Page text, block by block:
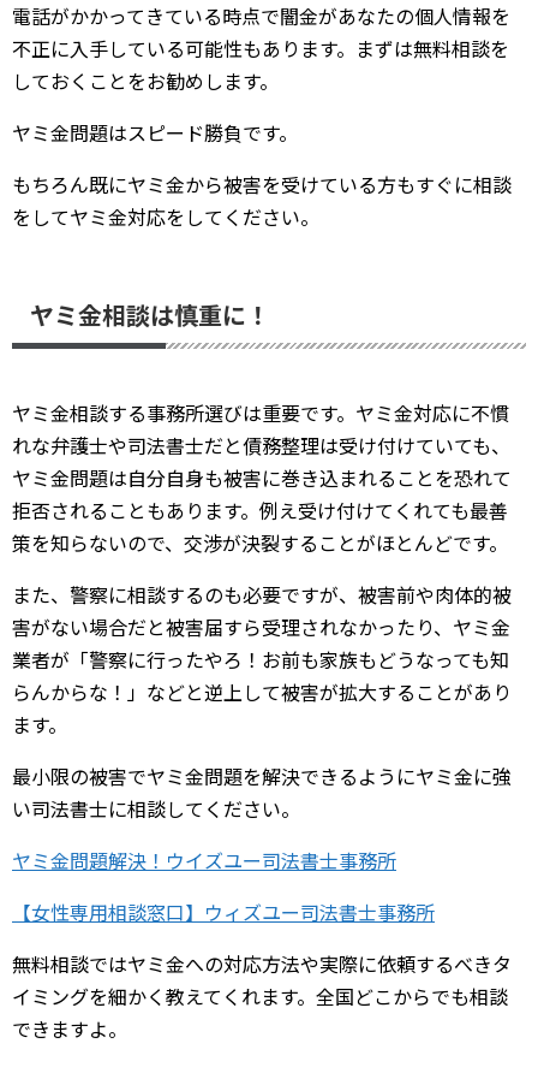
電話がかかってきている時点で闇金があなたの個人情報を
不正に入手している可能性もあります。まずは無料相談を
しておくことをお勧めします。
ヤミ金問題はスピード勝負です。
もちろん既にヤミ金から被害を受けている方もすぐに相談
をしてヤミ金対応をしてください。
ヤミ金相談は慎重に！
ヤミ金相談する事務所選びは重要です。ヤミ金対応に不慣
れな弁護士や司法書士だと債務整理は受け付けていても、
ヤミ金問題は自分自身も被害に巻き込まれることを恐れて
拒否されることもあります。例え受け付けてくれても最善
策を知らないので、交渉が決裂することがほとんどです。
また、警察に相談するのも必要ですが、被害前や肉体的被
害がない場合だと被害届すら受理されなかったり、ヤミ金
業者が「警察に行ったやろ！お前も家族もどうなっても知
らんからな！」などと逆上して被害が拡大することがあり
ます。
最小限の被害でヤミ金問題を解決できるようにヤミ金に強
い司法書士に相談してください。
ヤミ金問題解決！ウイズユー司法書士事務所
【女性専用相談窓口】ウィズユー司法書士事務所
無料相談ではヤミ金への対応方法や実際に依頼するべきタ
イミングを細かく教えてくれます。全国どこからでも相談
できますよ。